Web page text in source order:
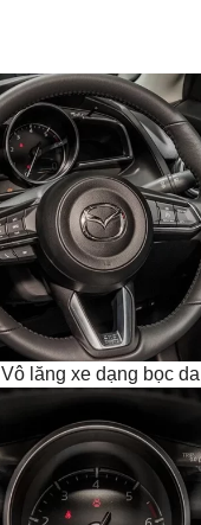
Vô lăng xe dạng bọc da